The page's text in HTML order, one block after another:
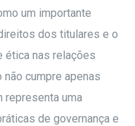
um importante
dos titulares e o
ética nas relações
cumpre apenas
representa uma
de governança e